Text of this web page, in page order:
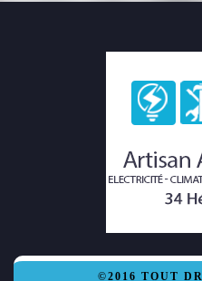
©2016 TOUT